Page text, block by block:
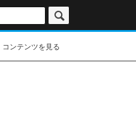
コンテンツを見る